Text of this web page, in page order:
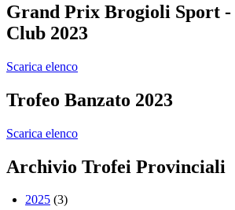
Grand Prix Brogioli Sport -
Club 2023
Scarica elenco
Trofeo Banzato 2023
Scarica elenco
Archivio Trofei Provinciali
2025 (3)